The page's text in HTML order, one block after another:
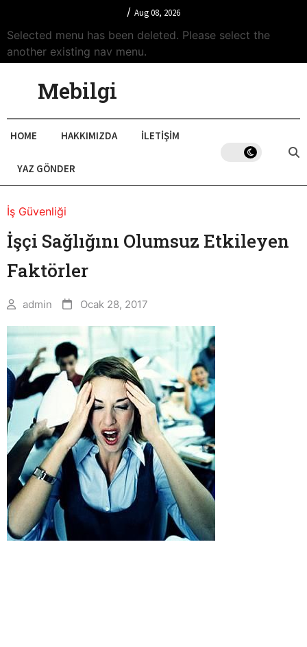
/ Aug 08, 2026
Selected menu has been deleted. Please select the
another existing nav menu.
Mebilgi
HOME HAKKIMIZDA İLETIŞIM
YAZ GÖNDER
İş Güvenliği
İşçi Sağlığını Olumsuz Etkileyen
Faktörler
admin Ocak 28, 2017